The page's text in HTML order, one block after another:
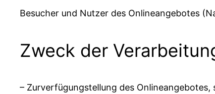
Besucher und Nutzer des Onlineangebotes
Zweck der
– Zurverfügungstellung des Onlineangebotes,